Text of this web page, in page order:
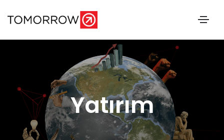
Yatırım